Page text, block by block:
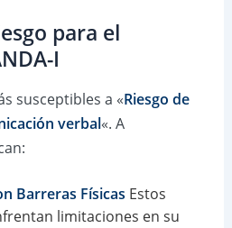
para el
I
susceptibles a «Riesgo de
verbal«. A
Barreras Físicas Estos
limitaciones en su